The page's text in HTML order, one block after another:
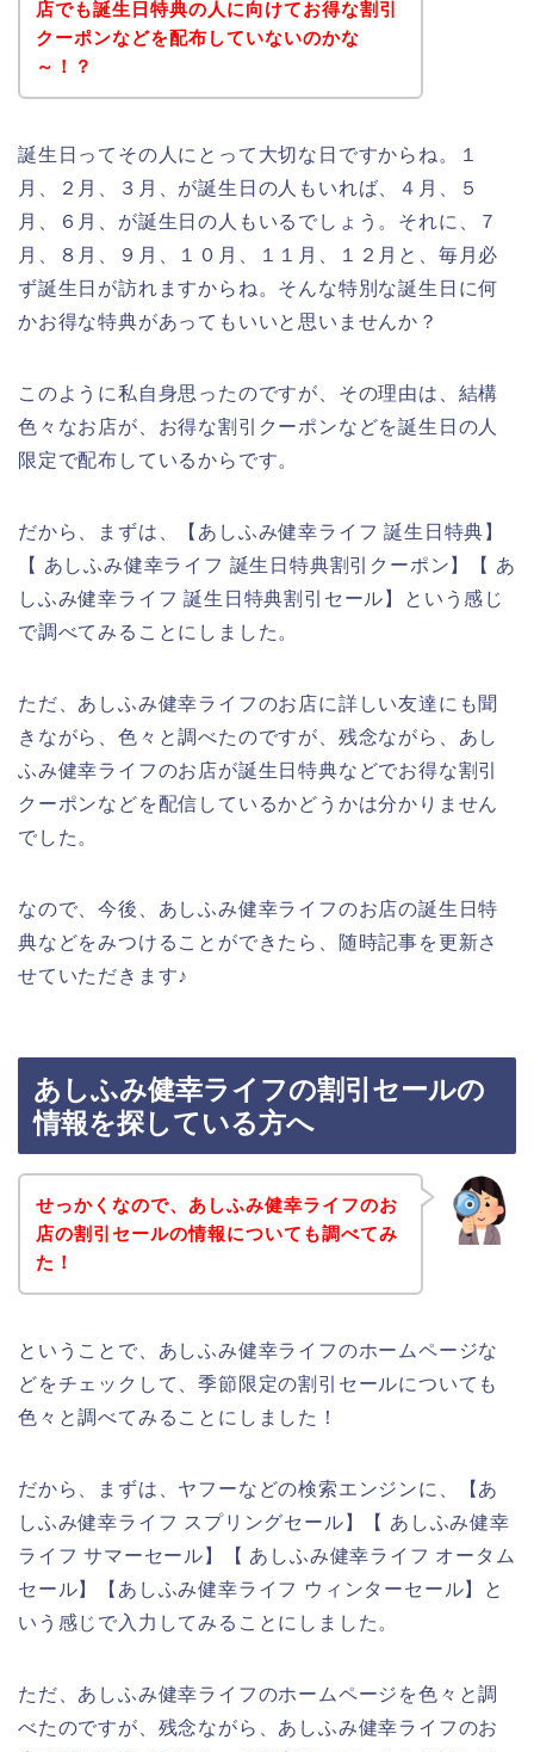
店でも誕生日特典の人に向けてお得な割引
クーポンなどを配布していないのかな
～！？
誕生日ってその人にとって大切な日ですからね。１
月、２月、３月、が誕生日の人もいれば、４月、５
月、６月、が誕生日の人もいるでしょう。それに、７
月、８月、９月、１０月、１１月、１２月と、毎月必
ず誕生日が訪れますからね。そんな特別な誕生日に何
かお得な特典があってもいいと思いませんか？
このように私自身思ったのですが、その理由は、結構
色々なお店が、お得な割引クーポンなどを誕生日の人
限定で配布しているからです。
だから、まずは、【あしふみ健幸ライフ 誕生日特典】
【 あしふみ健幸ライフ 誕生日特典割引クーポン】【 あ
しふみ健幸ライフ 誕生日特典割引セール】という感じ
で調べてみることにしました。
ただ、あしふみ健幸ライフのお店に詳しい友達にも聞
きながら、色々と調べたのですが、残念ながら、あし
ふみ健幸ライフのお店が誕生日特典などでお得な割引
クーポンなどを配信しているかどうかは分かりません
でした。
なので、今後、あしふみ健幸ライフのお店の誕生日特
典などをみつけることができたら、随時記事を更新さ
せていただきます♪
あしふみ健幸ライフの割引セールの
情報を探している方へ
せっかくなので、あしふみ健幸ライフのお
店の割引セールの情報についても調べてみ
た！
ということで、あしふみ健幸ライフのホームページな
どをチェックして、季節限定の割引セールについても
色々と調べてみることにしました！
だから、まずは、ヤフーなどの検索エンジンに、【あ
しふみ健幸ライフ スプリングセール】【 あしふみ健幸
ライフ サマーセール】【 あしふみ健幸ライフ オータム
セール】【あしふみ健幸ライフ ウィンターセール】と
いう感じで入力してみることにしました。
ただ、あしふみ健幸ライフのホームページを色々と調
べたのですが、残念ながら、あしふみ健幸ライフのお